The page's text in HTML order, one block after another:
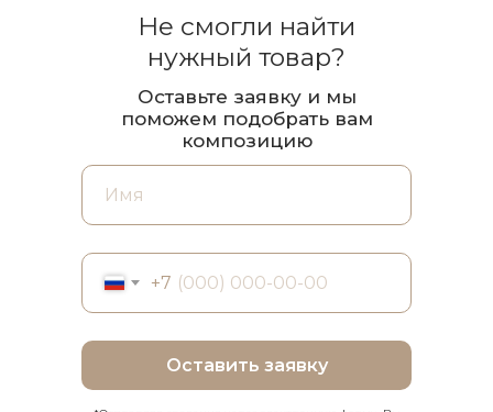
+7
Оставить заявку
Не смогли найти
нужный товар?
Оставьте заявку и мы
поможем подобрать вам
композицию